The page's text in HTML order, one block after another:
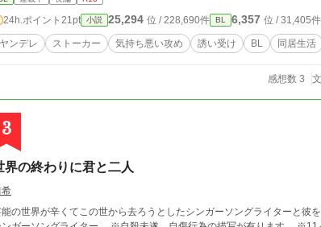
24h.ポイント 21pt 小説 25,294 位 / 228,690件 BL 6,357 位 / 31,405件
ヤンデレ ストーカー 気持ち悪い攻め 誘い受け BL 同居生活
感想数 3
3
界の終わりに君と二人
の世界が辛くてこの世から去ろうとしたシンガーソングライターと彼